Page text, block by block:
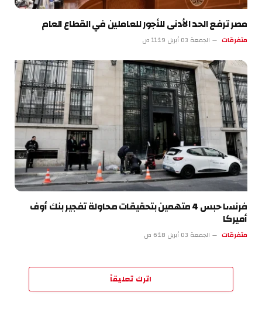
مصر ترفع الحد الأدنى للأجور للعاملين في القطاع العام
متفرقات الجمعة 03 أبريل 11:19 ص
فرنسا حبس 4 متهمين بتحقيقات محاولة تفجير بنك أوف
أميركا
متفرقات الجمعة 03 أبريل 6:18 ص
اترك تعليقاً